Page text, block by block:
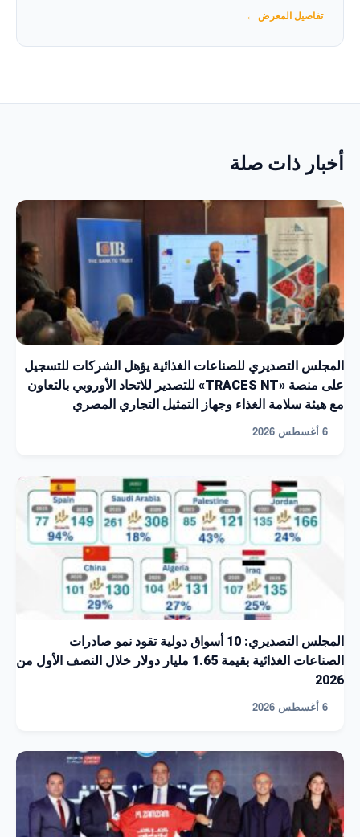
تفاصيل المعرض ←
أخبار ذات صلة
المجلس التصديري للصناعات الغذائية يؤهل الشركات للتسجيل
على منصة «TRACES NT» للتصدير للاتحاد الأوروبي بالتعاون
مع هيئة سلامة الغذاء وجهاز التمثيل التجاري المصري
6 أغسطس 2026
المجلس التصديري: 10 أسواق دولية تقود نمو صادرات
الصناعات الغذائية بقيمة 1.65 مليار دولار خلال النصف الأول من
2026
6 أغسطس 2026